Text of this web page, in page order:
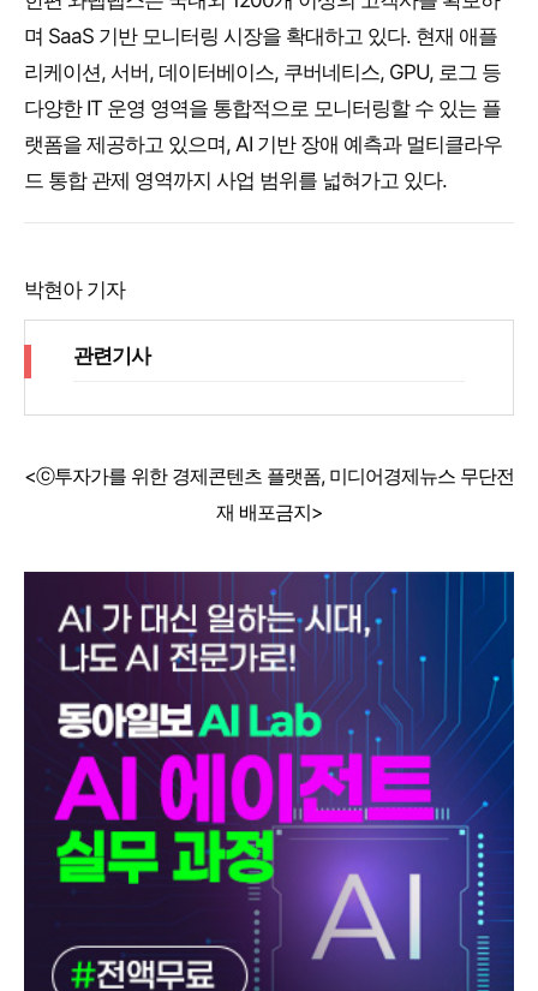
며 SaaS 기반 모니터링 시장을 확대하고 있다. 현재 애플
리케이션, 서버, 데이터베이스, 쿠버네티스, GPU, 로그 등
다양한 IT 운영 영역을 통합적으로 모니터링할 수 있는 플
랫폼을 제공하고 있으며, AI 기반 장애 예측과 멀티클라우
드 통합 관제 영역까지 사업 범위를 넓혀가고 있다.
박현아 기자
관련기사
<ⓒ투자가를 위한 경제콘텐츠 플랫폼, 미디어경제뉴스 무단전
재 배포금지>